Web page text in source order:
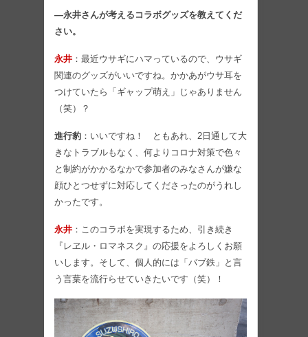
―永井さんが考えるコラボグッズを教えてくだ
さい。
永井 ：最近ウサギにハマっているので、ウサギ
関連のグッズがいいですね。かかあがウサ耳を
つけていたら「ギャップ萌え」じゃありません
（笑）？
進行豹 ：いいですね！ ともあれ、2日通して大
きなトラブルもなく、何よりコロナ対策で色々
と制約がかかるなかで参加者のみなさんが嫌な
顔ひとつせずに対応してくださったのがうれし
かったです。
永井 ：このコラボを実現するため、引き続き
『レヱル・ロマネスク』の応援をよろしくお願
いします。そして、個人的には「バブ鉄」と言
う言葉を流行らせていきたいです（笑）！